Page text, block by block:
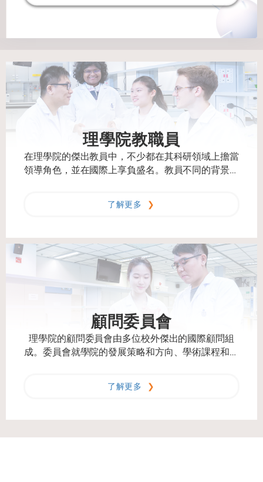
理學院教職員
在理學院的傑出教員中，不少都在其科研領域上擔當
領導角色，並在國際上享負盛名。教員不同的背景和
了解更多
顧問委員會
理學院的顧問委員會由多位校外傑出的國際顧問組
成。委員會就學院的發展策略和方向、學術課程和活
了解更多